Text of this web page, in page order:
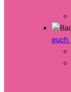
euch